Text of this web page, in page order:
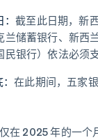
：截至此日期，新
兰储蓄银行、新西
银行）依法必须
：在此期间，五家
在 2025 年的一个